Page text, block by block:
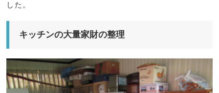
した。
キッチンの大量家財の整理